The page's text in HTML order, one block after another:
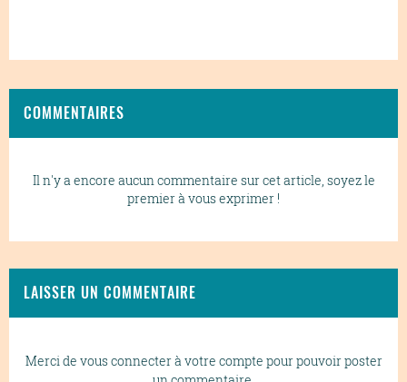
COMMENTAIRES
Il n'y a encore aucun commentaire sur cet article, soyez le
premier à vous exprimer !
LAISSER UN COMMENTAIRE
Merci de vous connecter à votre compte pour pouvoir poster